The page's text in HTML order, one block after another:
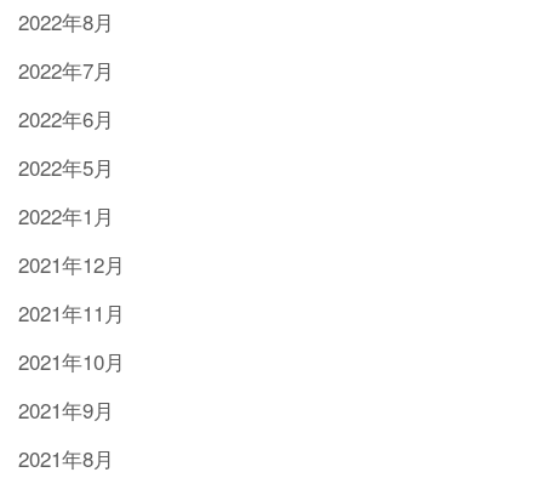
2022年8月
2022年7月
2022年6月
2022年5月
2022年1月
2021年12月
2021年11月
2021年10月
2021年9月
2021年8月